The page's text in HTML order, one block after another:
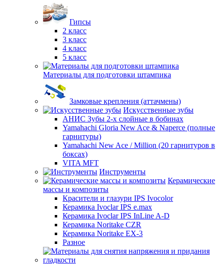
Гипсы
2 класс
3 класс
4 класс
5 класс
Материалы для подготовки штампика
Замковые крепления (аттачмены)
Искусственные зубы
АНИС Зубы 2-х слойные в бобинах
Yamahachi Gloria New Ace & Naperce (полные
гарнитуры)
Yamahachi New Ace / Million (20 гарнитуров в
боксах)
VITA MFT
Инструменты
Керамические
массы и композиты
Красители и глазури IPS Ivocolor
Керамика Ivoclar IPS e.max
Керамика Ivoclar IPS InLine A-D
Керамика Noritake CZR
Керамика Noritake EX-3
Разное